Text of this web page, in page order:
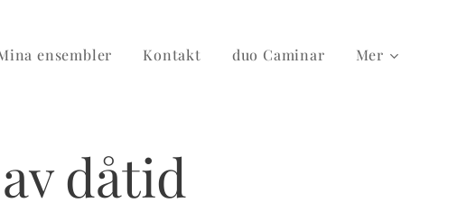
ensembler Kontakt duo Caminar Mer
dåtid